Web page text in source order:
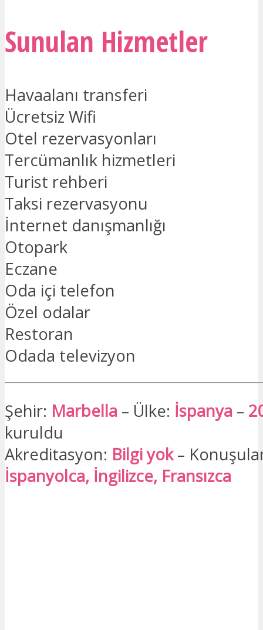
Sunulan Hizmetler
Havaalanı transferi
Ücretsiz Wifi
Otel rezervasyonları
Tercümanlık hizmetleri
Turist rehberi
Taksi rezervasyonu
İnternet danışmanlığı
Otopark
Eczane
Oda içi telefon
Özel odalar
Restoran
Odada televizyon
Şehir: Marbella – Ülke: İspanya –
kuruldu
Akreditasyon: Bilgi yok–
İspanyolca, İngilizce, Fransızca